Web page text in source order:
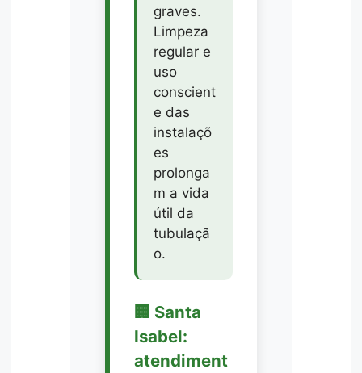
graves.
Limpeza
regular e
uso
conscient
e das
instalaçõ
es
prolonga
m a vida
útil da
tubulaçã
o.
🏢 Santa
Isabel:
atendiment